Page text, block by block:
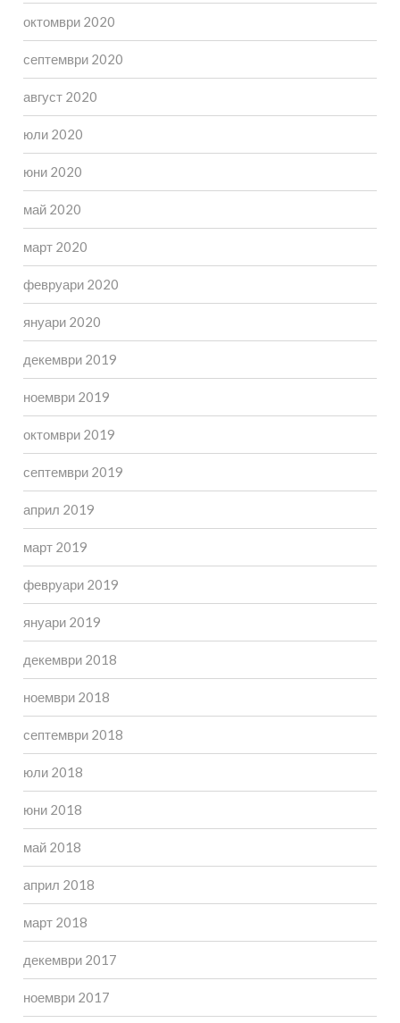
октомври 2020
септември 2020
август 2020
юли 2020
юни 2020
май 2020
март 2020
февруари 2020
януари 2020
декември 2019
ноември 2019
октомври 2019
септември 2019
април 2019
март 2019
февруари 2019
януари 2019
декември 2018
ноември 2018
септември 2018
юли 2018
юни 2018
май 2018
април 2018
март 2018
декември 2017
ноември 2017